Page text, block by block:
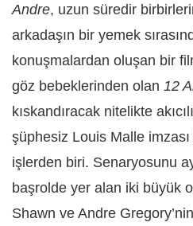
Andre, uzun süredir
arkadaşın bir yemek
konuşmalardan oluşan bir
göz bebeklerinden olan 12
kıskandıracak nitelikte
şüphesiz Louis Malle
işlerden biri. Senaryosunu
başrolde yer alan iki büyük
Shawn ve Andre